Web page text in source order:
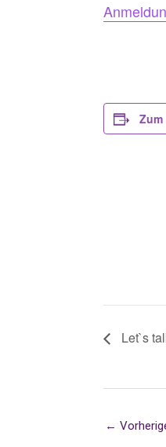
Let`s
←